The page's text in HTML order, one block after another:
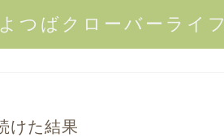
よつばクローバーライフ
けた結果